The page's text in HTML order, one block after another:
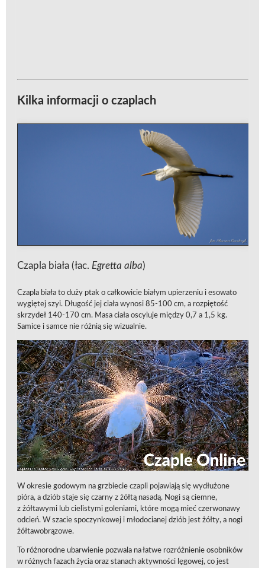
Kilka informacji o czaplach
Czapla biała (łac. Egretta alba)
Czapla biała to duży ptak o całkowicie białym upierzeniu i esowato
wygiętej szyi. Długość jej ciała wynosi 85-100 cm, a rozpiętość
skrzydeł 140-170 cm. Masa ciała oscyluje między 0,7 a 1,5 kg.
Samice i samce nie różnią się wizualnie.
W okresie godowym na grzbiecie czapli pojawiają się wydłużone
pióra, a dziób staje się czarny z żółtą nasadą. Nogi są ciemne,
z żółtawymi lub cielistymi goleniami, które mogą mieć czerwonawy
odcień. W szacie spoczynkowej i młodocianej dziób jest żółty, a nogi
żółtawobrązowe.
To różnorodne ubarwienie pozwala na łatwe rozróżnienie osobników
w różnych fazach życia oraz stanach aktywności lęgowej, co jest